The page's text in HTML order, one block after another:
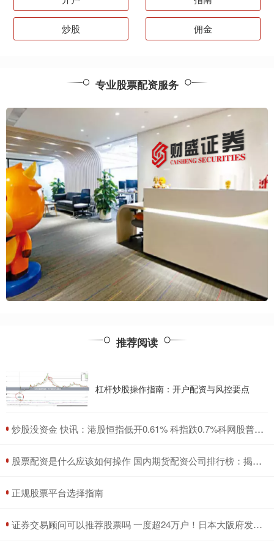
炒股 佣金
专业股票配资服务
推荐阅读
杠杆炒股操作指南：开户配资与风控要点
​炒股没资金 快讯：港股恒指低开0.61% 科指跌0.7%科网股普遍下跌
​股票配资是什么应该如何操作 国内期货配资公司排行榜：揭秘十大实力巨头
​正规股票平台选择指南
​证券交易顾问可以推荐股票吗 一度超24万户！日本大阪府发生大规模停电